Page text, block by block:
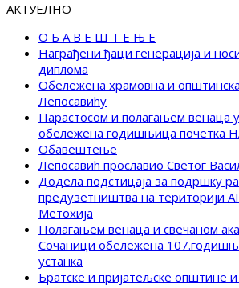
АКТУЕЛНО
О Б А В Е Ш Т Е Њ Е
Награђени ђаци генерација и
диплома
Обележена храмовна и
Лепосавићу
Парастосом и полагањем венаца
обележена годишњица почетка
Обавештење
Лепосавић прославио Светог
Додела подстицаја за подршку
предузетништва на територији
Метохија
Полагањем венаца и свечаном
Сочаници обележена
устанка
Братске и пријатељске општине